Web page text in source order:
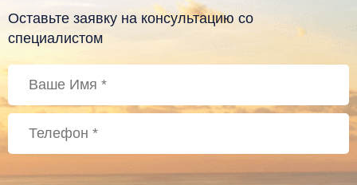
Оставьте заявку на консультацию со
специалистом